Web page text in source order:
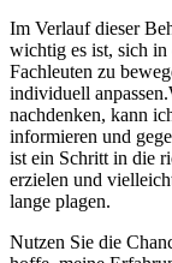
Im Verlauf dieser
wichtig es ist, sich
Fachleuten zu
individuell
nachdenken, kann
informieren und
ist ein Schritt in die
erzielen und
⁤lange plagen.
Nutzen Sie die